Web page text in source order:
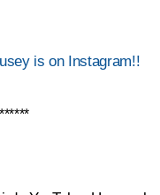
is on Instagram!!
******